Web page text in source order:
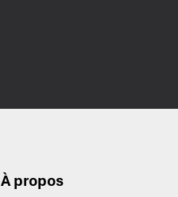
À propos